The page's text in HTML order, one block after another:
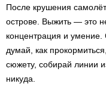
После крушения
острове. Выжить — это
концентрация и умение.
думай, как
сюжету, собирай линии
никуда.